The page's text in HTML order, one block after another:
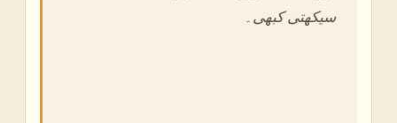
سیکھتی کبھی۔